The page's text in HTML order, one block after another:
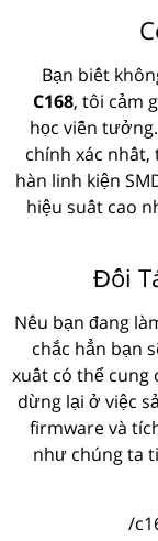
Bạn biết
C168, tôi cảm
học viễn
chính xác
hàn linh kiện
hiệu suất cao
Đối
Nếu bạn đang
chắc hẳn bạn
xuất có thể cung
dừng lại ở việc
firmware và
như chúng ta